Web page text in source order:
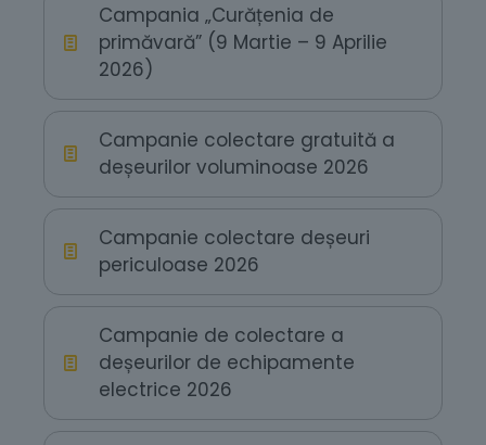
Campania „Curățenia de
primăvară” (9 Martie – 9 Aprilie
2026)
Campanie colectare gratuită a
deșeurilor voluminoase 2026
Campanie colectare deșeuri
periculoase 2026
Campanie de colectare a
deșeurilor de echipamente
electrice 2026